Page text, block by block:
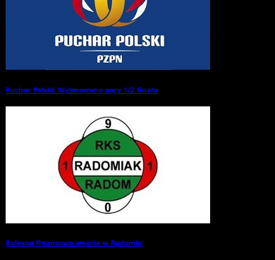
Puchar Polski: Wylosowano pary 1/2 finału
Bolesna finansowo awaria w Radomiu